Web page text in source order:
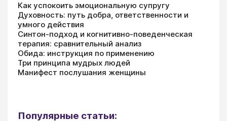
Как успокоить эмоциональную супругу
Духовность: путь добра, ответственности и
умного действия
Синтон-подход и когнитивно-поведенческая
терапия: сравнительный анализ
Обида: инструкция по применению
Три принципа мудрых людей
Манифест послушания женщины
Популярные статьи: